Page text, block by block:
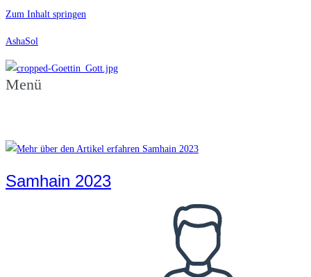
Zum Inhalt springen
AshaSol
Menü
Samhain 2023